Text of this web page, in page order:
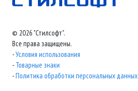
© 2026 "Стилсофт".
Все права защищены.
-Условия использования
- Товарные знаки
-Политика обработки персональных данных